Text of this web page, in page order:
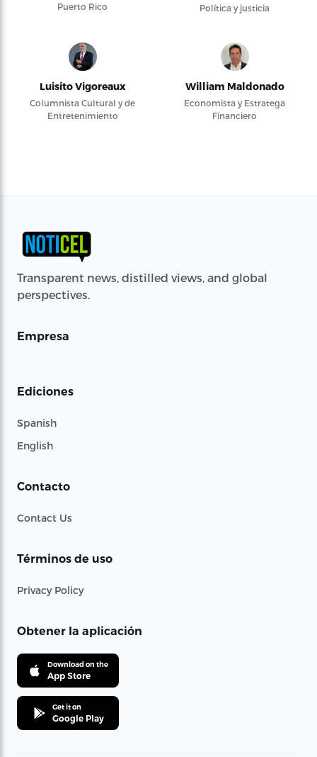
Puerto Rico
Política y justicia
Luisito Vigoreaux
Columnista Cultural y de
Entretenimiento
William Maldonado
Economista y Estratega
Financiero
Transparent news, distilled views, and global
perspectives.
Empresa
Ediciones
Spanish
English
Contacto
Contact Us
Términos de uso
Privacy Policy
Obtener la aplicación
Download on the
App Store
Get it on
Google Play